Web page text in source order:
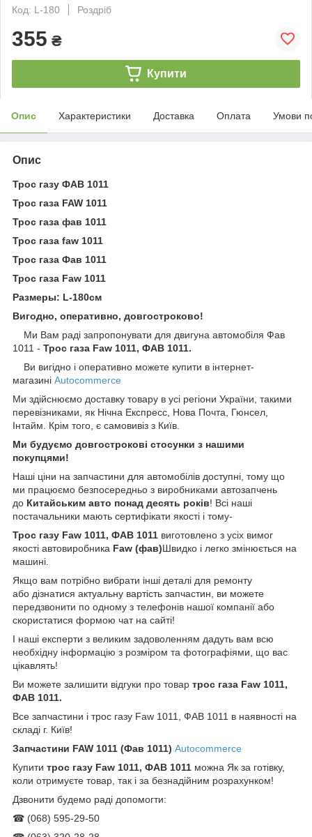
Код: L-180
Роздріб
355 ₴
Купити
Опис Характеристики Доставка Оплата Умови
Опис
Трос газу ФАВ 1011
Трос газа FAW 1011
Трос газа фав 1011
Трос газа faw 1011
Трос газа Фав 1011
Трос газа Faw 1011
Размеры: L-180см
Вигодно, оперативно, довгостроково!
Ми Вам раді запропонувати для двигуна автомобіля Фав
1011 - Трос газа Faw 1011, ФАВ 1011.
Ви вигідно і оперативно можете купити в інтернет-
магазині Autocommerce
Ми здійснюємо доставку товару в усі регіони України, такими
перевізниками, як Нічна Експресс, Нова Почта, Гюнсел,
Інтайм. Крім того, є самовивіз з Київ.
Ми будуємо довгострокові стосунки з нашими
покупцями!
Наші ціни на запчастини для автомобілів доступні, тому що
ми працюємо безпосередньо з виробниками автозапчень
до Китайським авто понад десять років! Всі наші
постачальники мають сертифікати якості і тому-
Трос газу Faw 1011, ФАВ 1011 виготовлено з усіх вимог
якості автовиробника Faw (фав)Швидко і легко змінюється на
машині.
Якщо вам потрібно вибрати інші деталі для ремонту
або дізнатися актуальну вартість запчастин, ви можете
передзвонити по одному з телефонів нашої компанії або
скористатися формою чат на сайті!
І наші експерти з великим задоволенням дадуть вам всю
необхідну інформацію з розміром та фотографіями, що вас
цікавлять!
Ви можете залишити відгуки про товар трос газа Faw 1011,
ФАВ 1011.
Все запчастини і трос газу Faw 1011, ФАВ 1011 в наявності на
складі г. Київ!
Запчастини FAW 1011 (Фав 1011) Autocommerce
Купити трос газу Faw 1011, ФАВ 1011 можна Як за готівку,
коли отримуєте товар, так і за безнадійним розрахунком!
Дзвонити будемо раді допомогти:
☎ (068) 595-29-50